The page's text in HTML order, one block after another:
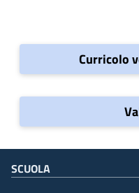
Curricolo
SCUOLA